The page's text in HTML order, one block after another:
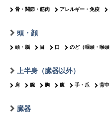
骨・関節・筋肉 アレルギー・免疫
頭・顔
頭・脳 目 口 のど（咽頭・喉頭
上半身（臓器以外）
肩 腕 胸 腹 手・爪 背中
臓器